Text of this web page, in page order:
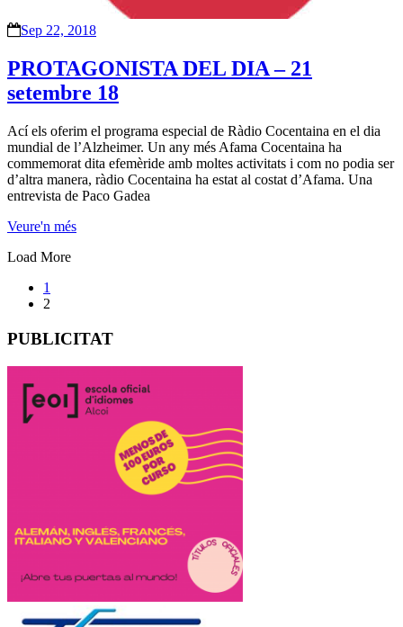
Sep 22, 2018
PROTAGONISTA DEL DIA – 21
setembre 18
Ací els oferim el programa especial de Ràdio Cocentaina en el dia
mundial de l’Alzheimer. Un any més Afama Cocentaina ha
commemorat dita efemèride amb moltes activitats i com no podia ser
d’altra manera, ràdio Cocentaina ha estat al costat d’Afama. Una
entrevista de Paco Gadea
Veure'n més
Load More
1
2
PUBLICITAT